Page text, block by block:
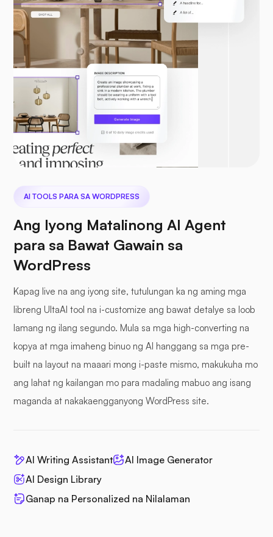
AI TOOLS PARA SA WORDPRESS
Ang Iyong Matalinong AI Agent
para sa Bawat Gawain sa
WordPress
Kapag live na ang iyong site, tutulungan ka ng aming mga
libreng UltaAI tool na i-customize ang bawat detalye sa loob
lamang ng ilang segundo. Mula sa mga high-converting na
kopya at mga imaheng binuo ng AI hanggang sa mga pre-
built na layout na maaari mong i-paste mismo, makukuha mo
ang lahat ng kailangan mo para madaling mabuo ang isang
maganda at nakakaengganyong WordPress site.
AI Writing Assistant
AI Image Generator
AI Design Library
Ganap na Personalized na Nilalaman